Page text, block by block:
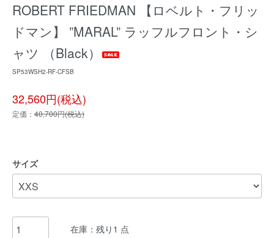
ROBERT FRIEDMAN 【ロベルト・フリッ
ドマン】 ”MARAL” ラッフルフロント・シ
ャツ （Black）
SP53WSH2-RF-CFSB
32,560円(税込)
定価： 40,700円(税込)
サイズ
在庫：残り1 点